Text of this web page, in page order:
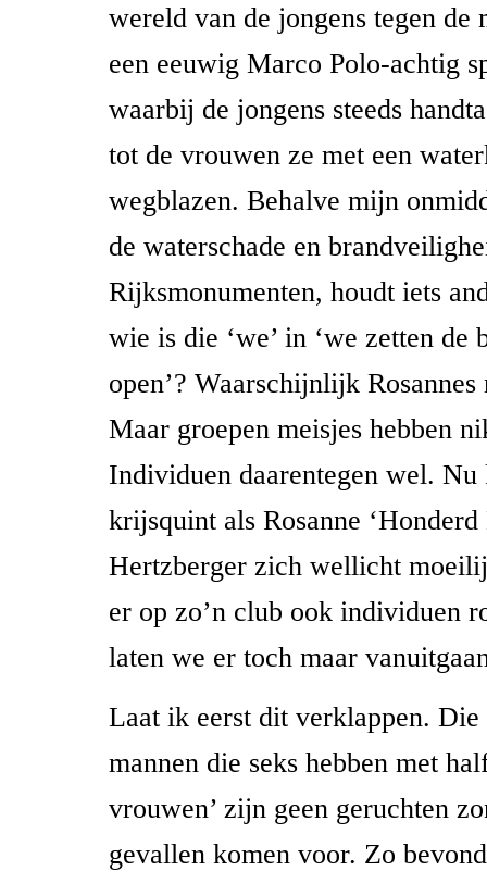
wereld van de jongens tegen de
een eeuwig Marco Polo-achtig
waarbij de jongens steeds
tot de vrouwen ze met een
wegblazen. Behalve mijn
de waterschade en
Rijksmonumenten, houdt iets
wie is die ‘we’ in ‘we zetten de
open’? Waarschijnlijk Rosannes
Maar groepen meisjes hebben
Individuen daarentegen wel. Nu
krijsquint als Rosanne ‘Honderd
Hertzberger zich wellicht
er op zo’n club ook individuen
laten we er toch maar
Laat ik eerst dit verklappen. Die
mannen die seks hebben met
vrouwen’ zijn geen geruchten
gevallen komen voor. Zo